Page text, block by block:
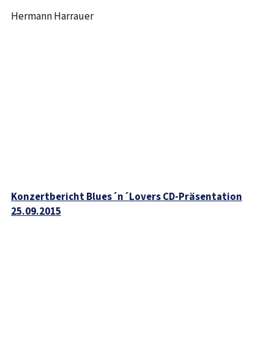
Hermann Harrauer
Konzertbericht Blues´n´Lovers CD-Präsentation
25.09.2015